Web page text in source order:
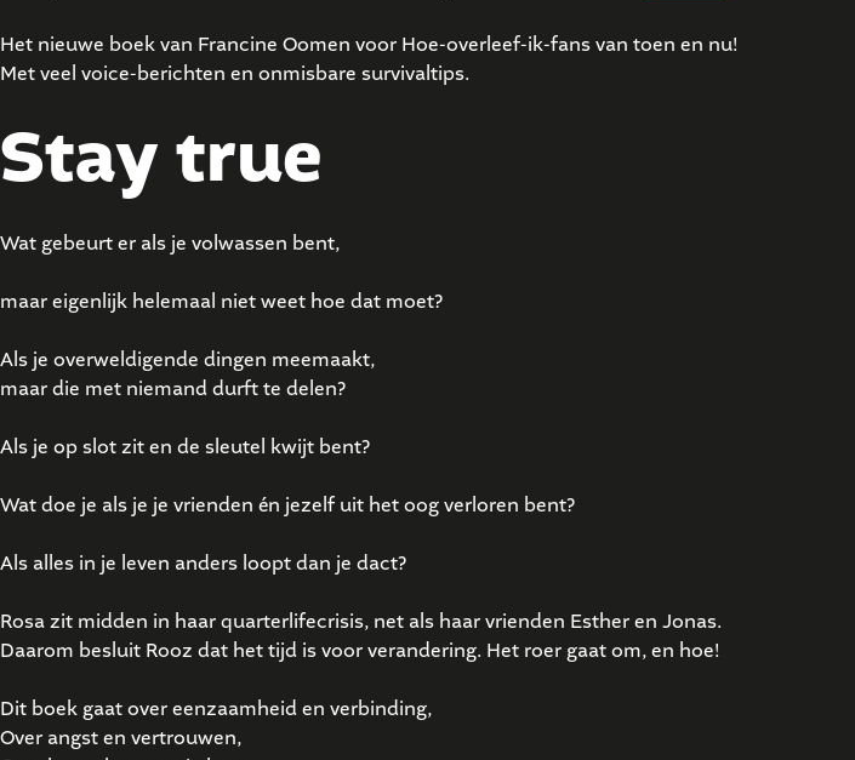
Het nieuwe boek van Francine Oomen voor Hoe-overleef-ik-fans van toen en nu!
Met veel voice-berichten en onmisbare survivaltips.
Stay true
Wat gebeurt er als je volwassen bent,
maar eigenlijk helemaal niet weet hoe dat moet?
Als je overweldigende dingen meemaakt,
maar die met niemand durft te delen?
Als je op slot zit en de sleutel kwijt bent?
Wat doe je als je je vrienden én jezelf uit het oog verloren bent?
Als alles in je leven anders loopt dan je dact?
Rosa zit midden in haar quarterlifecrisis, net als haar vrienden Esther en Jonas.
Daarom besluit Rooz dat het tijd is voor verandering. Het roer gaat om, en hoe!
Dit boek gaat over eenzaamheid en verbinding,
Over angst en vertrouwen,